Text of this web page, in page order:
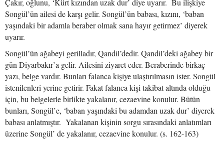
Çakır, oğlunu, ‘Kürt kızından uzak dur’ diye uyarır. Bu ilişkiye
Songül’ün ailesi de karşı gelir. Songül’ün babası, kızını, ‘baban
yaşındaki bir adamla beraber olmak sana hayır getirmez’ diyerek
uyarır.
Songül’ün ağabeyi gerilladır, Qandil’dedir. Qandil’deki ağabey bir
gün Diyarbakır’a gelir. Ailesini ziyaret eder. Beraberinde birkaç
yazı, belge vardır. Bunları falanca kişiye ulaştırılmasın ister. Songül
istenilenleri yerine getirir. Fakat falanca kişi takibat altında olduğu
için, bu belgelerle birlikte yakalanır, cezaevine konulur. Bütün
bunları, Songül’e, ‘baban yaşındaki bu adamdan uzak dur’ diyerek
babası anlatmıştır. Yakalanan kişinin sorgu sırasındaki anlatımları
üzerine Songül’ de yakalanır, cezaevine konulur. (s. 162-163)